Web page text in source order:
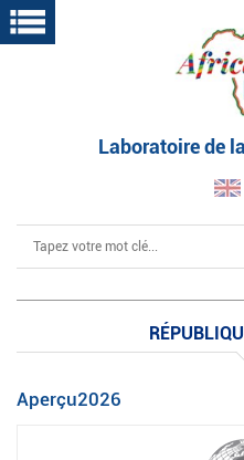
Aller
au
Laboratoire de
Rechercher
Aperçu2026